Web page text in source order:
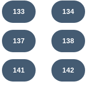
133 134
137 138
141 142